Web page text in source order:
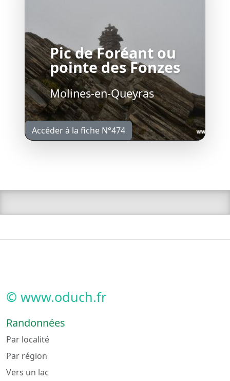
Pic de Foréant ou
pointe des Fonzes
Molines-en-Queyras
Accéder à la fiche N°474
© www.oduch.fr
Randonnées
Par localité
Par région
Vers un lac